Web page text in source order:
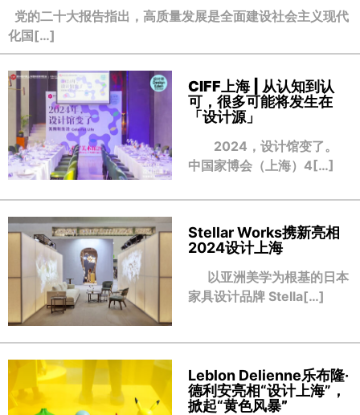
党的二十大报告指出，高质量发展是全面建设社会主义现代
化国[…]
CIFF上海 | 从认知到认
可，很多可能将发生在
「设计源」
2024，设计馆变了。
中国家博会（上海）4[…]
Stellar Works携新亮相
2024设计上海
以亚洲美学为根基的日本
家具设计品牌 Stella[…]
Leblon Delienne乐布隆·
德利安亮相“设计上海”，
掀起“黄色风暴”